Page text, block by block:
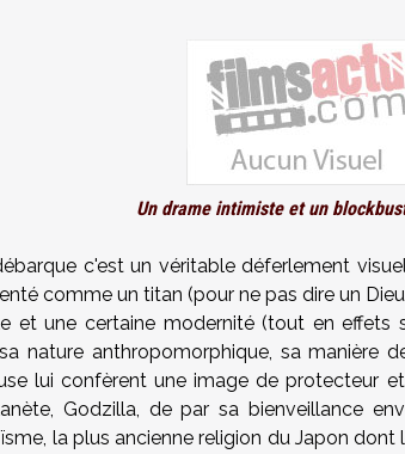
Un drame intimiste et un
c'est un véritable déferlement
comme un titan (pour ne pas dire un
et une certaine modernité (tout en effets
sa nature anthropomorphique, sa manière
lui confèrent une image de protecteur
Godzilla, de par sa bienveillance
la plus ancienne religion du Japon